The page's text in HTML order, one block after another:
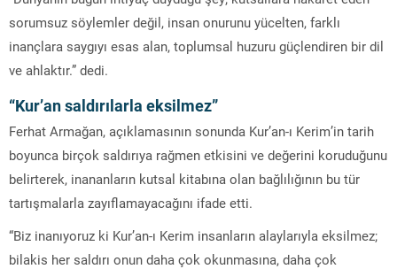
sorumsuz söylemler değil, insan onurunu yücelten, farklı
inançlara saygıyı esas alan, toplumsal huzuru güçlendiren bir dil
ve ahlaktır.” dedi.
“Kur’an saldırılarla eksilmez”
Ferhat Armağan, açıklamasının sonunda Kur’an-ı Kerim’in tarih
boyunca birçok saldırıya rağmen etkisini ve değerini koruduğunu
belirterek, inananların kutsal kitabına olan bağlılığının bu tür
tartışmalarla zayıflamayacağını ifade etti.
“Biz inanıyoruz ki Kur’an-ı Kerim insanların alaylarıyla eksilmez;
bilakis her saldırı onun daha çok okunmasına, daha çok